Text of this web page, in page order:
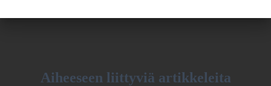
Aiheeseen liittyviä artikkeleita